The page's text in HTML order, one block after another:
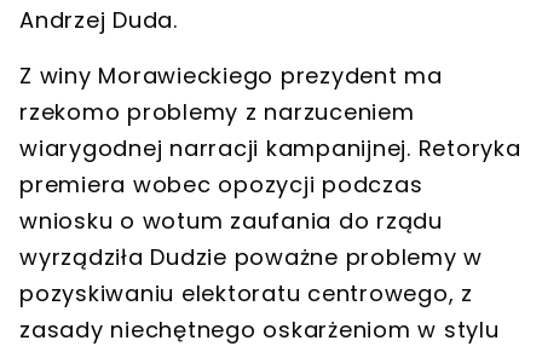
Andrzej Duda.
Z winy Morawieckiego prezydent ma
rzekomo problemy z narzuceniem
wiarygodnej narracji kampanijnej. Retoryka
premiera wobec opozycji podczas
wniosku o wotum zaufania do rządu
wyrządziła Dudzie poważne problemy w
pozyskiwaniu elektoratu centrowego, z
zasady niechętnego oskarżeniom w stylu